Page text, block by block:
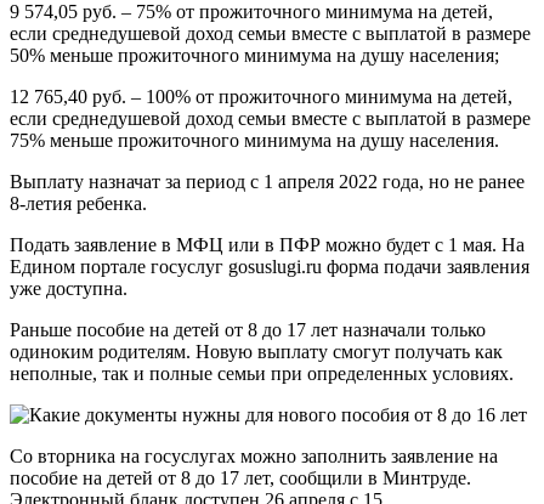
9 574,05 руб. – 75% от прожиточного минимума на детей,
если среднедушевой доход семьи вместе с выплатой в размере
50% меньше прожиточного минимума на душу населения;
12 765,40 руб. – 100% от прожиточного минимума на детей,
если среднедушевой доход семьи вместе с выплатой в размере
75% меньше прожиточного минимума на душу населения.
Выплату назначат за период с 1 апреля 2022 года, но не ранее
8-летия ребенка.
Подать заявление в МФЦ или в ПФР можно будет с 1 мая. На
Едином портале госуслуг gosuslugi.ru форма подачи заявления
уже доступна.
Раньше пособие на детей от 8 до 17 лет назначали только
одиноким родителям. Новую выплату смогут получать как
неполные, так и полные семьи при определенных условиях.
Со вторника на госуслугах можно заполнить заявление на
пособие на детей от 8 до 17 лет, сообщили в Минтруде.
Электронный бланк доступен 26 апреля с 15